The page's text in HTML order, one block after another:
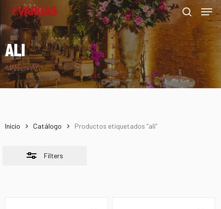
Skip
main
content
search
Menu
ALI
Inicio Catálogo Productos etiquetados “ali”
Filters
Close
Filters
Menu